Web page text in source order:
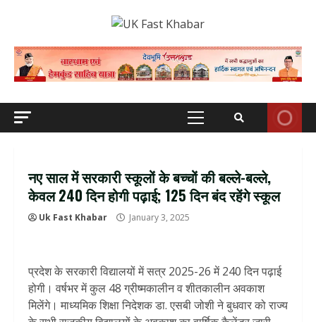
Primary
नए साल में सरकारी स्‍कूलों के बच्‍चों की बल्‍ले-बल्‍ले,
केवल 240 दिन होगी पढ़ाई; 125 दिन बंद रहेंगे स्‍कूल
Uk Fast Khabar January 3, 2025
प्रदेश के सरकारी विद्यालयों में सत्र 2025-26 में 240 दिन पढ़ाई
होगी। वर्षभर में कुल 48 ग्रीष्मकालीन व शीतकालीन अवकाश
मिलेंगे। माध्यमिक शिक्षा निदेशक डा. एसबी जोशी ने बुधवार को राज्य